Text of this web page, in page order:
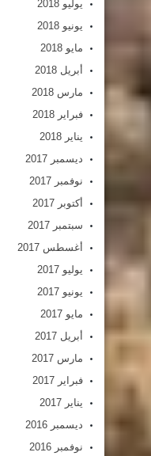
يوليو 2018
يونيو 2018
مايو 2018
أبريل 2018
مارس 2018
فبراير 2018
يناير 2018
ديسمبر 2017
نوفمبر 2017
أكتوبر 2017
سبتمبر 2017
أغسطس 2017
يوليو 2017
يونيو 2017
مايو 2017
أبريل 2017
مارس 2017
فبراير 2017
يناير 2017
ديسمبر 2016
نوفمبر 2016